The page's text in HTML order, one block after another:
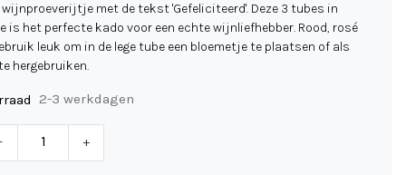
wijnproeverijtje met de tekst 'Gefeliciteerd'. Deze 3 tubes in
is het perfecte kado voor een echte wijnliefhebber. Rood, rosé
leuk om in de lege tube een bloemetje te plaatsen of als
hergebruiken.
2-3 werkdagen
+